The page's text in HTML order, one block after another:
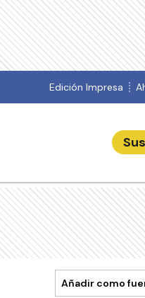
Edición Impresa
Añadir como